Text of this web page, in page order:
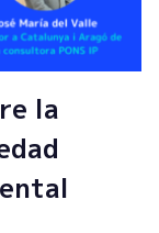
la